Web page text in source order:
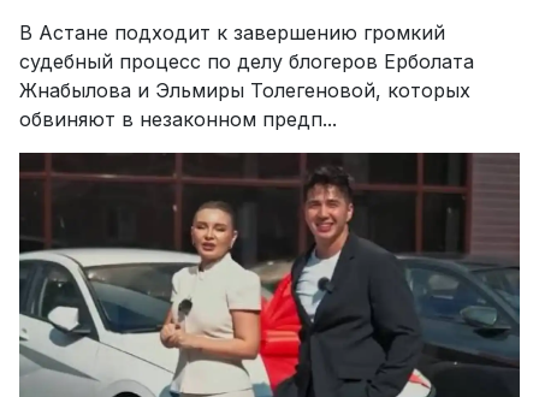
В Астане подходит к завершению громкий
судебный процесс по делу блогеров Ерболата
Жнабылова и Эльмиры Толегеновой, которых
обвиняют в незаконном предп...